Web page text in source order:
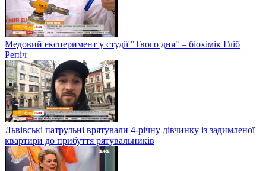
Медовий експеримент у студії "Твого дня" – біохімік Гліб
Репіч
Львівські патрульні врятували 4-річну дівчинку із задимленої
квартири до прибуття рятувальників